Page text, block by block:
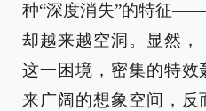
种“深度消失”的特征
却越来越空洞。显然，
这一困境，密集的特效
来广阔的想象空间，反